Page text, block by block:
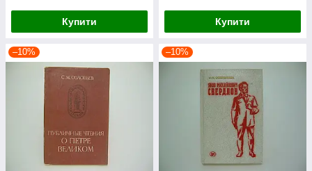
Купити Купити
–10% –10%